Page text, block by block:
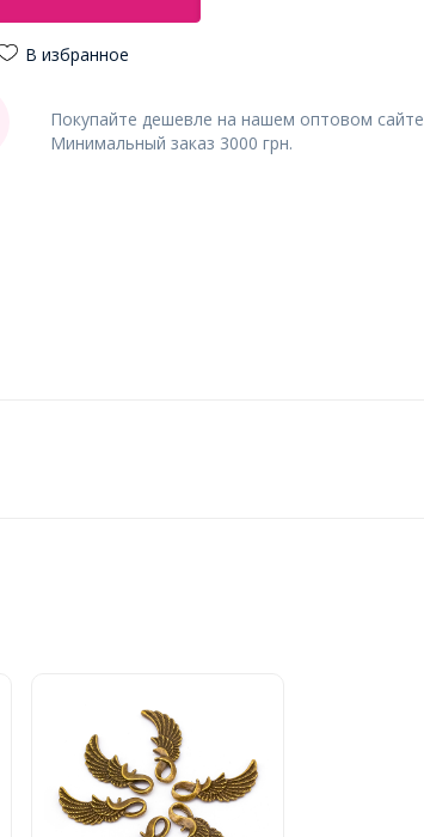
В избранное
Покупайте дешевле на нашем оптовом сайте
Минимальный заказ 3000 грн.